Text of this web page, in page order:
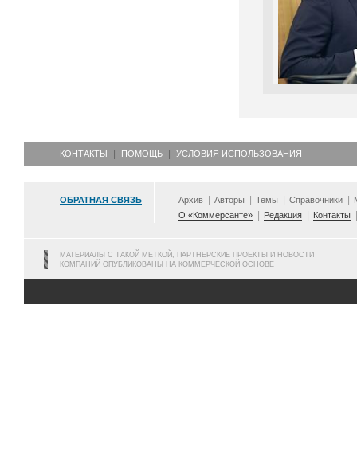
КОНТАКТЫ ПОМОЩЬ УСЛОВИЯ ИСПОЛЬЗОВАНИЯ
ОБРАТНАЯ СВЯЗЬ Архив Авторы Темы Справочники
О «Коммерсанте»
Редакция Контакты
МАТЕРИАЛЫ С ТАКОЙ МЕТКОЙ, ПАРТНЕРСКИЕ ПРОЕКТЫ И НОВОСТИ
КОМПАНИЙ ОПУБЛИКОВАНЫ НА КОММЕРЧЕСКОЙ ОСНОВЕ